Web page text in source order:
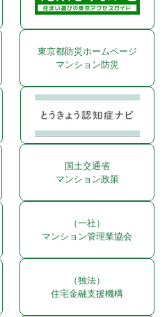
東京都防災ホームページ
マンション防災
国土交通省
マンション政策
（一社）
マンション管理業協会
（独法）
住宅金融支援機構